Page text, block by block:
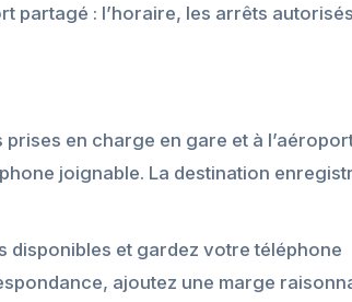
partagé : l’horaire, les arrêts
en charge en gare et à
joignable. La destination
disponibles et gardez votre téléphone
ajoutez une marge